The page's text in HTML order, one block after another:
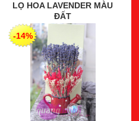
LỌ HOA LAVENDER MÀU
ĐẤT
-14%